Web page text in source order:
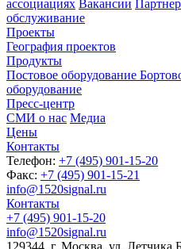
ассоциациях Вакансии
обслуживание
Проекты
География проектов
Продукты
Постовое оборудование
оборудование
Пресс-центр
СМИ о нас Медиа
Цены
Контакты
Телефон: +7 (495) 901-15-20
Факс: +7 (495) 901-15-21
info@1520signal.ru
Контакты
+7 (495) 901-15-20
info@1520signal.ru
129344, г. Москва, ул. Летчика